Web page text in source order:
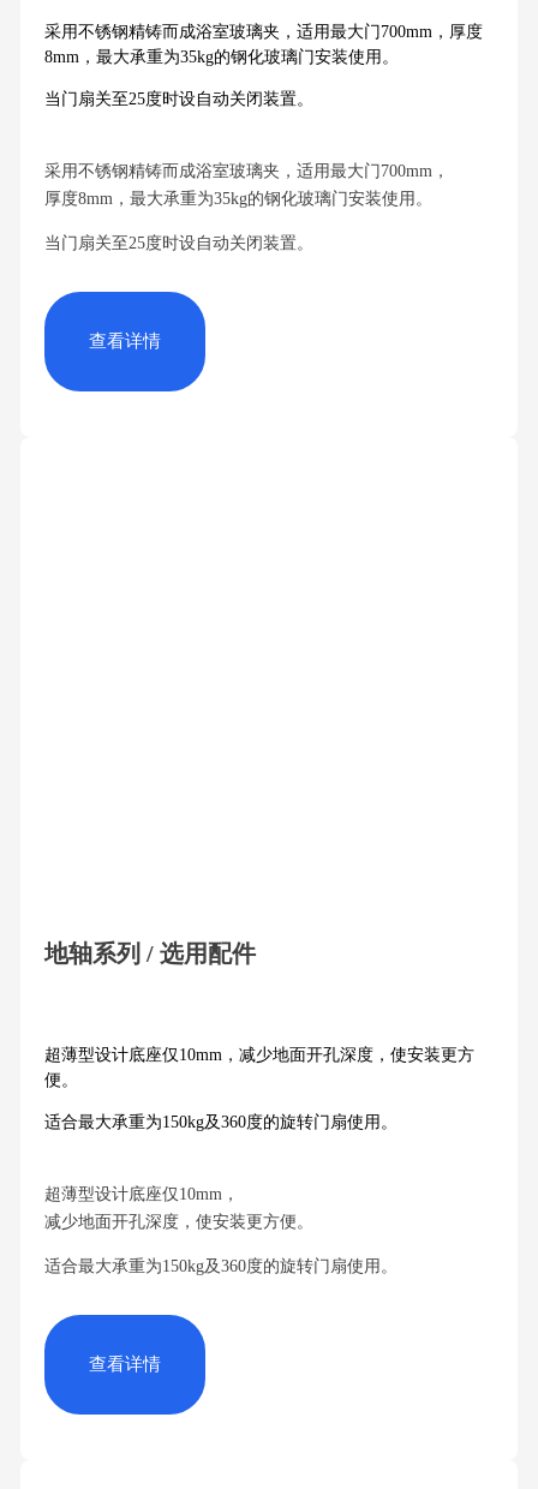
采用不锈钢精铸而成浴室玻璃夹，适用最大门700mm，厚度
8mm，最大承重为35kg的钢化玻璃门安装使用。
当门扇关至25度时设自动关闭装置。
采用不锈钢精铸而成浴室玻璃夹，适用最大门700mm，
厚度8mm，最大承重为35kg的钢化玻璃门安装使用。
当门扇关至25度时设自动关闭装置。
查看详情
地轴系列 / 选用配件
超薄型设计底座仅10mm，减少地面开孔深度，使安装更方
便。
适合最大承重为150kg及360度的旋转门扇使用。
超薄型设计底座仅10mm，
减少地面开孔深度，使安装更方便。
适合最大承重为150kg及360度的旋转门扇使用。
查看详情
乐:
庆
顿
酒